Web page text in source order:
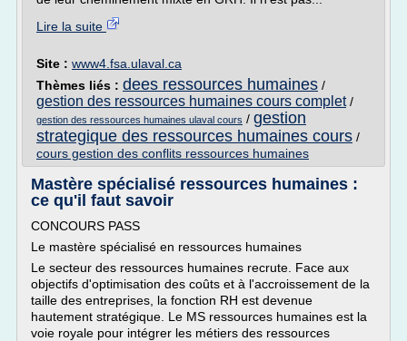
Lire la suite
Site : www4.fsa.ulaval.ca
Thèmes liés : dees ressources humaines /
gestion des ressources humaines cours complet/
gestion des ressources humaines ulaval cours / gestion
strategique des ressources humaines cours /
cours gestion des conflits ressources humaines
Mastère spécialisé ressources humaines :
ce qu'il faut savoir
CONCOURS PASS
Le mastère spécialisé en ressources humaines
Le secteur des ressources humaines recrute. Face aux
objectifs d'optimisation des coûts et à l'accroissement de la
taille des entreprises, la fonction RH est devenue
hautement stratégique. Le MS ressources humaines est la
voie royale pour intégrer les métiers des ressources